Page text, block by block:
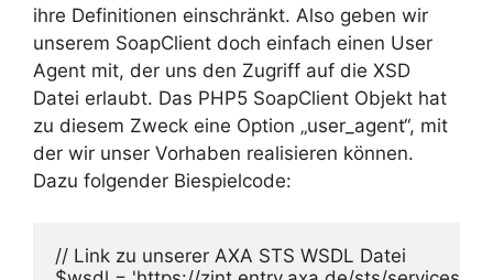
ihre Definitionen einschränkt. Also geben wir
unserem SoapClient doch einfach einen User
Agent mit, der uns den Zugriff auf die XSD
Datei erlaubt. Das PHP5 SoapClient Objekt hat
zu diesem Zweck eine Option „user_agent“, mit
der wir unser Vorhaben realisieren können.
Dazu folgender Biespielcode:
// Link zu unserer AXA STS WSDL Datei